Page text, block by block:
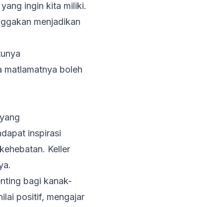
ingin kita miliki.
menjadikan
matlamatnya boleh
inspirasi
Keller
bagi kanak-
positif, mengajar